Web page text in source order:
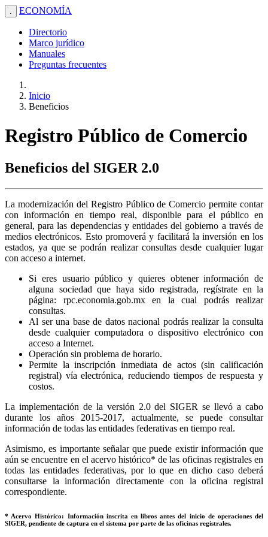
. ECONOMÍA
Directorio
Marco jurídico
Manuales
Preguntas frecuentes
Inicio
Beneficios
Registro Público de Comercio
Beneficios del SIGER 2.0
La modernización del Registro Público de Comercio permite contar
con información en tiempo real, disponible para el público en
general, para las dependencias y entidades del gobierno a través de
medios electrónicos. Esto promoverá y facilitará la inversión en los
estados, ya que se podrán realizar consultas desde cualquier lugar
con acceso a internet.
Si eres usuario público y quieres obtener información de
alguna sociedad que haya sido registrada, regístrate en la
página: rpc.economia.gob.mx en la cual podrás realizar
consultas.
Al ser una base de datos nacional podrás realizar la consulta
desde cualquier computadora o dispositivo electrónico con
acceso a Internet.
Operación sin problema de horario.
Permite la inscripción inmediata de actos (sin calificación
registral) vía electrónica, reduciendo tiempos de respuesta y
costos.
La implementación de la versión 2.0 del SIGER se llevó a cabo
durante los años 2015-2017, actualmente, se puede consultar
información de todas las entidades federativas en tiempo real.
Asimismo, es importante señalar que puede existir información que
aún se encuentre en el acervo histórico* de las oficinas registrales en
todas las entidades federativas, por lo que en dicho caso deberá
consultarse la información directamente con la oficina registral
correspondiente.
* Acervo Histórico: Información inscrita en libros antes del inicio de operaciones del
SIGER, pendiente de captura en el sistema por parte de las oficinas registrales.